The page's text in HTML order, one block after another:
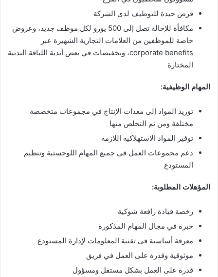
فرص جيدة للتوظيف لدى الشركة
مكافأة للإحالة تصل إلى 500 يورو لكل موظف جديد، وعروض
خاصة للموظفين من العلامات التجارية الشهيرة عبر
corporate benefits، وتخفيضات في بعض أندية اللياقة البدنية
المختارة
المهام الوظيفية:
توريد المواد إلى معدات الإنتاج في مجموعات متخصصة
مختلفة ومن ثم التخلص منها
توفير المواد الاستهلاكية اللازمة
دعم مجموعات العمل في جميع المهام اللوجستية وتنظيم
المستودع
المؤهلات المطلوبة:
رخصة قيادة رافعة شوكية
خبرة في مجال المهام المذكورة
معرفة أساسية في تقنية المعلومات لإدارة المستودع
موثوقية وقدرة على العمل في فريق
قدرة على العمل بشكل مستقل ومسؤول